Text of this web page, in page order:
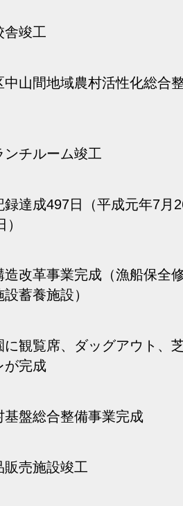
舎竣工
中山間地域農村活性化総合
ンチルーム竣工
録達成497日（平成元年7月
造改革事業完成（漁船保全
蓄養施設）
に観覧席、ダッグアウト、
が完成
基盤総合整備事業完成
販売施設竣工